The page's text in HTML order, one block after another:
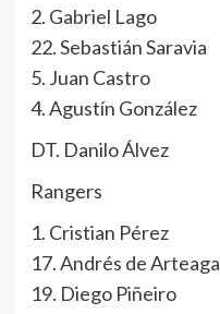
2. Gabriel Lago
22. Sebastián Saravia
5. Juan Castro
4. Agustín González
DT. Danilo Álvez
Rangers
1. Cristian Pérez
17. Andrés de Arteaga
19. Diego Piñeiro